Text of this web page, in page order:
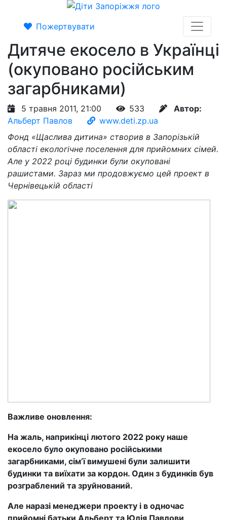
Пожертвувати
Дитяче екосело в Українці
(окуповано російським
загарбниками)
5 травня 2011, 21:00 533
Автор:
Альберт Павлов
www.deti.zp.ua
Фонд «Щаслива дитина» створив в Запорізькій
області екологічне поселення для прийомних сімей.
Але у 2022 році будинки були окуповані
рашистами. Зараз ми продовжуємо цей проект в
Чернівецькій області
Важливе оновлення:
На жаль, наприкінці лютого 2022 року наше
екосело було окуповано російськими
загарбниками, сім’ї вимушені були залишити
будинки та виїхати за кордон. Один з будинків був
розграблений та зруйнований.
Але наразі менеджери проекту і в одночас
прийомні батьки Альберт та Юлія Павлови